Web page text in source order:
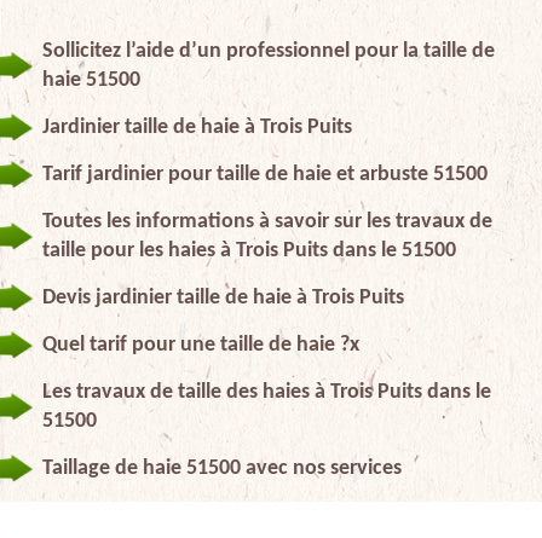
Sollicitez l’aide d’un professionnel pour la taille de
haie 51500
Jardinier taille de haie à Trois Puits
Tarif jardinier pour taille de haie et arbuste 51500
Toutes les informations à savoir sur les travaux de
taille pour les haies à Trois Puits dans le 51500
Devis jardinier taille de haie à Trois Puits
Quel tarif pour une taille de haie ?x
Les travaux de taille des haies à Trois Puits dans le
51500
Taillage de haie 51500 avec nos services